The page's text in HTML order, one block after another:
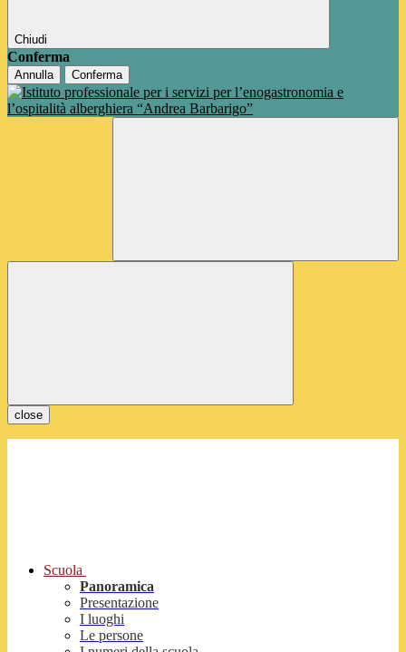
Chiudi
Conferma
Annulla Conferma
close
Scuola
Panoramica
Presentazione
I luoghi
Le persone